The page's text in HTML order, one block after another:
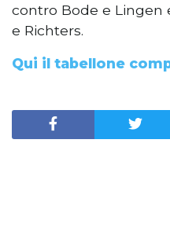
contro Bode e Lingen
e Richters.
Qui il tabellone